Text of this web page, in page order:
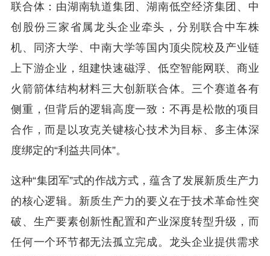
联合体：由湖南轨道集团、湖南低空经济集团、中
创股份三家省属龙头企业牵头，分别联合中车株
机、同济大学、中南大学等国内顶尖院校及产业链
上下游企业，组建快速磁浮、低空智能网联、商业
火箭箭体结构材料三大创新联合体。三个赛道各有
侧重，但背后的逻辑高度一致：不再是松散的项目
合作，而是以攻克关键核心技术为目标、多主体深
度绑定的“利益共同体”。
这种“集团军”式的作战方式，蕴含了发展新质生产力
的核心逻辑。新质生产力的要义在于技术革命性突
破、生产要素创新性配置和产业深度转型升级，而
任何一个环节都无法孤立完成。龙头企业提供需求